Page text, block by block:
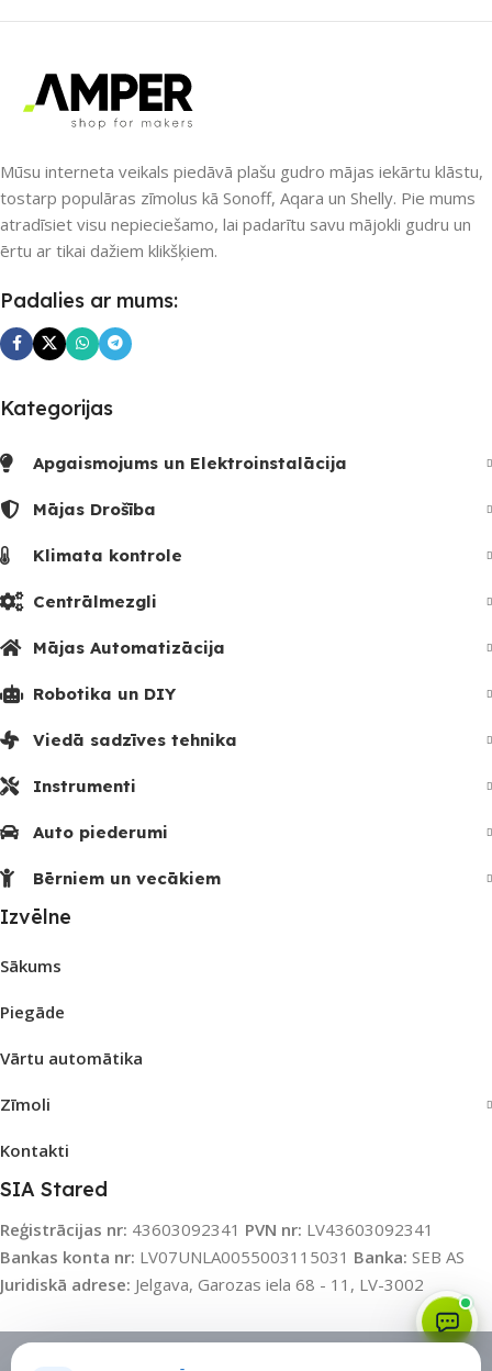
IR (infrared), RF raidītājs ,Wi-Fi
Z-Wave,ZigBee
PIEEJAMS UZREIZ
Nē
UZREIZ PIEEJAMAIS
ZĪMOLS Nous
Mūsu interneta veikals piedāvā plašu gudro mājas iekārtu klāstu,
tostarp populāras zīmolus kā Sonoff, Aqara un Shelly. Pie mums
atradīsiet visu nepieciešamo, lai padarītu savu mājokli gudru un
ērtu ar tikai dažiem klikšķiem.
Padalies ar mums:
Kategorijas
Apgaismojums un Elektroinstalācija
Mājas Drošība
Klimata kontrole
Centrālmezgli
Mājas Automatizācija
Robotika un DIY
Viedā sadzīves tehnika
Instrumenti
Auto piederumi
Bērniem un vecākiem
Izvēlne
Sākums
Piegāde
Vārtu automātika
Zīmoli
Kontakti
SIA Stared
Reģistrācijas nr: 43603092341 PVN nr: LV43603092341
Bankas konta nr: LV07UNLA0055003115031 Banka: SEB AS
Juridiskā adrese: Jelgava, Garozas iela 68 - 11, LV-3002